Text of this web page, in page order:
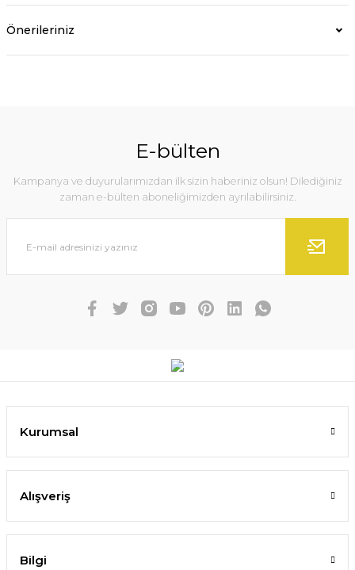
Önerileriniz
E-bülten
Kampanya ve duyurularımızdan ilk sizin haberiniz olsun! Dilediğiniz
zaman e-bülten aboneliğimizden ayrılabilirsiniz.
Kurumsal
Alışveriş
Bilgi